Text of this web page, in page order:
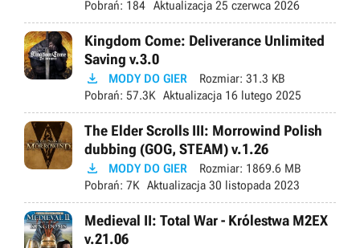
Pobrań: 184 Aktualizacja 25 czerwca 2026
Kingdom Come: Deliverance Unlimited
Saving v.3.0
 MODY DO GIER Rozmiar: 31.3 KB
Pobrań: 57.3K Aktualizacja 16 lutego 2025
The Elder Scrolls III: Morrowind Polish
dubbing (GOG, STEAM) v.1.26
 MODY DO GIER Rozmiar: 1869.6 MB
Pobrań: 7K Aktualizacja 30 listopada 2023
Medieval II: Total War - Królestwa M2EX
v.21.06